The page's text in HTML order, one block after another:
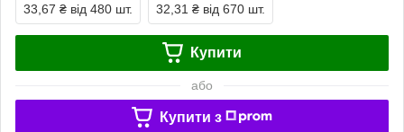
33,67 ₴ від 480 шт. 32,31 ₴ від 670 шт.
Купити
або
Купити з